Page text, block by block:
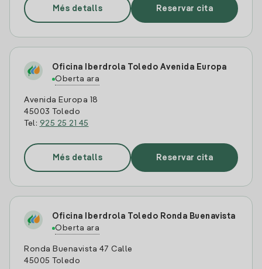
Més detalls Reservar cita
Oficina Iberdrola Toledo Avenida Europa
Oberta ara
Avenida Europa 18
45003 Toledo
Tel: 925 25 21 45
Més detalls Reservar cita
Oficina Iberdrola Toledo Ronda Buenavista
Oberta ara
Ronda Buenavista 47 Calle
45005 Toledo